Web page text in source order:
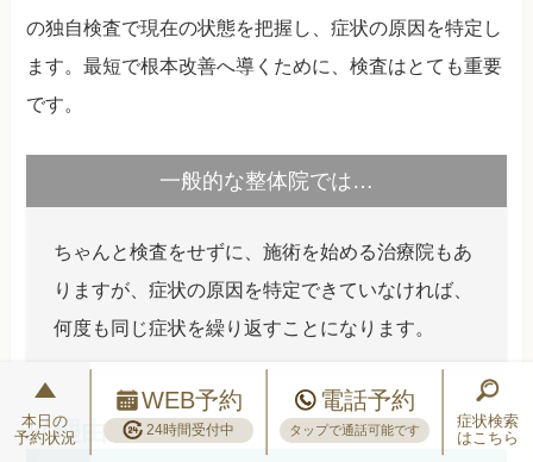
の独自検査で現在の状態を把握し、症状の原因を特定し
ます。最短で根本改善へ導くために、検査はとても重要
です。
一般的な整体院では…
ちゃんと検査をせずに、施術を始める治療院もあ
りますが、症状の原因を特定できていなければ、
何度も同じ症状を繰り返すことになります。
本日の
予約状況
WEB予約
24時間受付中
電話予約
タップで通話可能です
症状検索
はこちら